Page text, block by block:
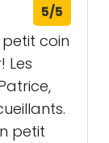
5/5
coin
Les
petit